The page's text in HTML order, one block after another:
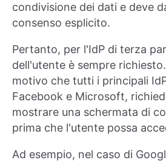
condivisione dei dati e deve
consenso esplicito.
Pertanto, per l'IdP di terza
dell'utente è sempre
motivo che tutti i principali
Facebook e Microsoft,
mostrare una schermata di
prima che l'utente possa
Ad esempio, nel caso di